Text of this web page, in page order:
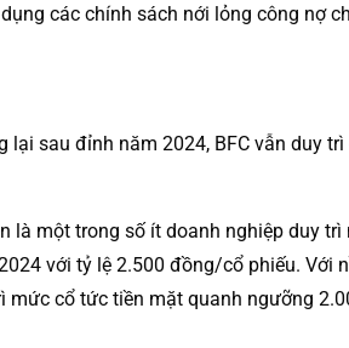
các chính sách nới lỏng công nợ
lại sau đỉnh năm 2024, BFC vẫn duy
là một trong số ít doanh nghiệp duy
với tỷ lệ 2.500 đồng/cổ phiếu. Với
mức cổ tức tiền mặt quanh ngưỡng